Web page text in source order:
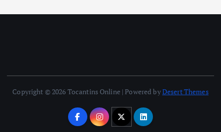
Copyright © 2026 Tocantins Online | Powered byDesert Themes